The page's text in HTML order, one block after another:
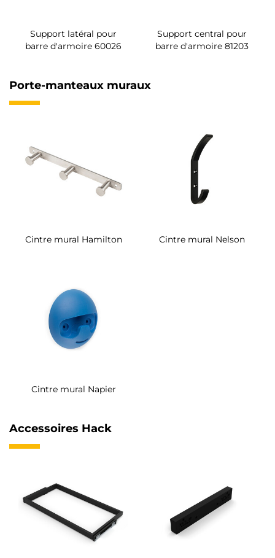
Support latéral pour
barre d'armoire 60026
Support central pour
barre d'armoire 81203
Porte-manteaux muraux
Cintre mural Hamilton Cintre mural Nelson
Cintre mural Napier
Accessoires Hack